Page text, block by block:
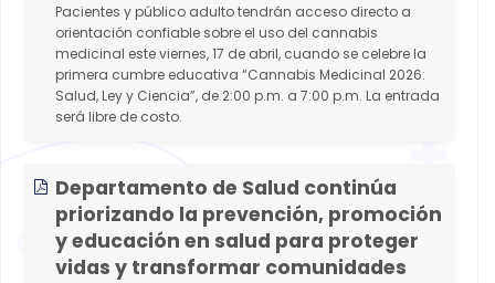
Pacientes y público adulto tendrán acceso directo a
orientación confiable sobre el uso del cannabis
medicinal este viernes, 17 de abril, cuando se celebre la
primera cumbre educativa “Cannabis Medicinal 2026:
Salud, Ley y Ciencia”, de 2:00 p.m. a 7:00 p.m. La entrada
será libre de costo.
Departamento de Salud continúa
priorizando la prevención, promoción
y educación en salud para proteger
vidas y transformar comunidades